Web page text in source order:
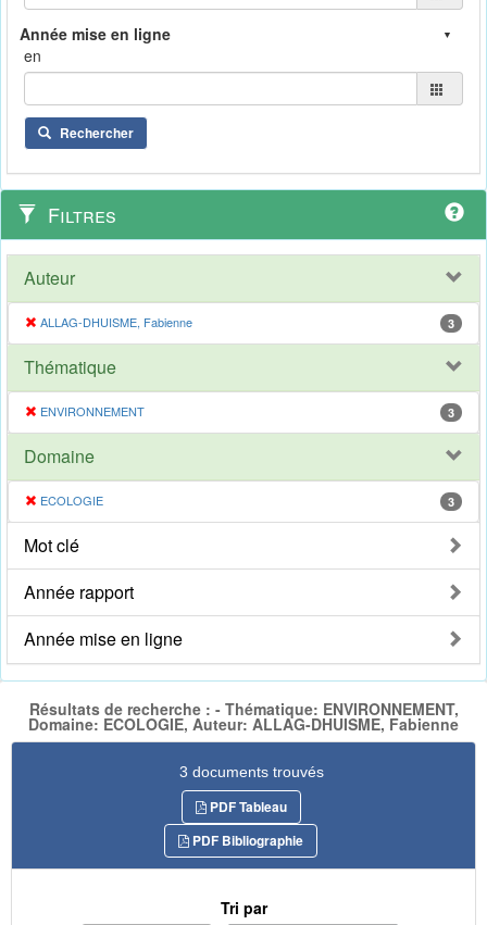
en
Rechercher
Filtres
Auteur
ALLAG-DHUISME, Fabienne 3
Thématique
ENVIRONNEMENT 3
Domaine
ECOLOGIE 3
Mot clé
Année rapport
Année mise en ligne
Résultats de recherche : - Thématique: ENVIRONNEMENT,
Domaine: ECOLOGIE, Auteur: ALLAG-DHUISME, Fabienne
3 documents trouvés
PDF Tableau
PDF Bibliographie
Tri par